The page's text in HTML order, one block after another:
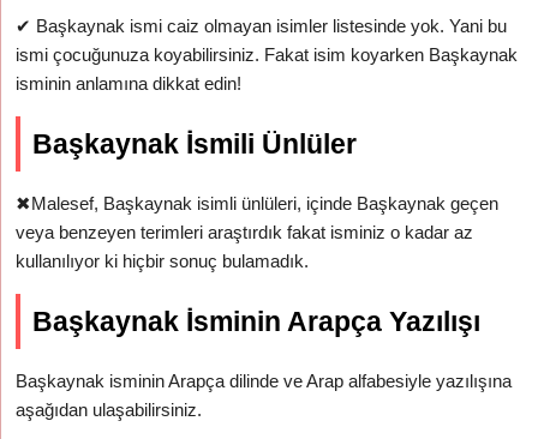
✔ Başkaynak ismi caiz olmayan isimler listesinde yok. Yani bu
ismi çocuğunuza koyabilirsiniz. Fakat isim koyarken Başkaynak
isminin anlamına dikkat edin!
Başkaynak İsmili Ünlüler
✖Malesef, Başkaynak isimli ünlüleri, içinde Başkaynak geçen
veya benzeyen terimleri araştırdık fakat isminiz o kadar az
kullanılıyor ki hiçbir sonuç bulamadık.
Başkaynak İsminin Arapça Yazılışı
Başkaynak isminin Arapça dilinde ve Arap alfabesiyle yazılışına
aşağıdan ulaşabilirsiniz.